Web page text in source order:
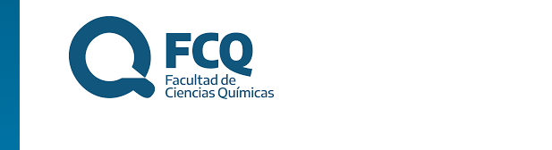
FACULTAD DE
CIENCIAS